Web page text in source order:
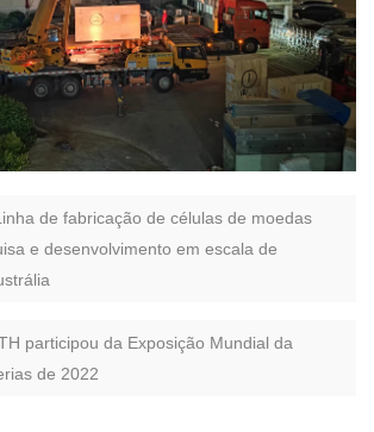
de fabricação de células de moedas
e desenvolvimento em escala de
participou da Exposição Mundial da
de 2022